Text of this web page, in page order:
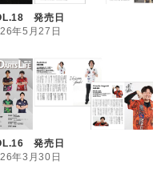
発売日
年5月27日
発売日
年3月30日